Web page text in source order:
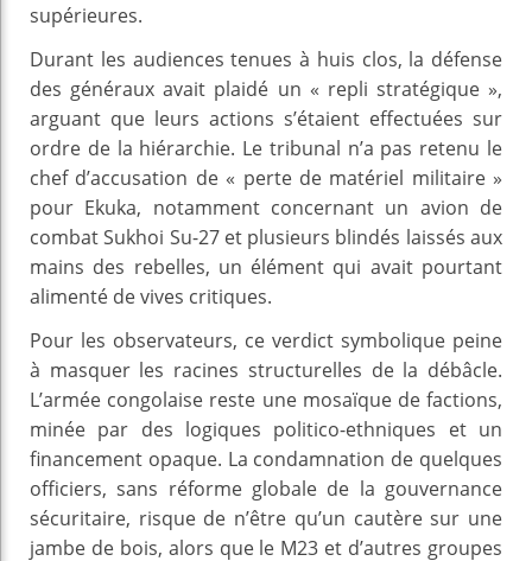
supérieures.
Durant les audiences tenues à huis clos, la défense
des généraux avait plaidé un « repli stratégique »,
arguant que leurs actions s’étaient effectuées sur
ordre de la hiérarchie. Le tribunal n’a pas retenu le
chef d’accusation de « perte de matériel militaire »
pour Ekuka, notamment concernant un avion de
combat Sukhoi Su-27 et plusieurs blindés laissés aux
mains des rebelles, un élément qui avait pourtant
alimenté de vives critiques.
Pour les observateurs, ce verdict symbolique peine
à masquer les racines structurelles de la débâcle.
L’armée congolaise reste une mosaïque de factions,
minée par des logiques politico-ethniques et un
financement opaque. La condamnation de quelques
officiers, sans réforme globale de la gouvernance
sécuritaire, risque de n’être qu’un cautère sur une
jambe de bois, alors que le M23 et d’autres groupes